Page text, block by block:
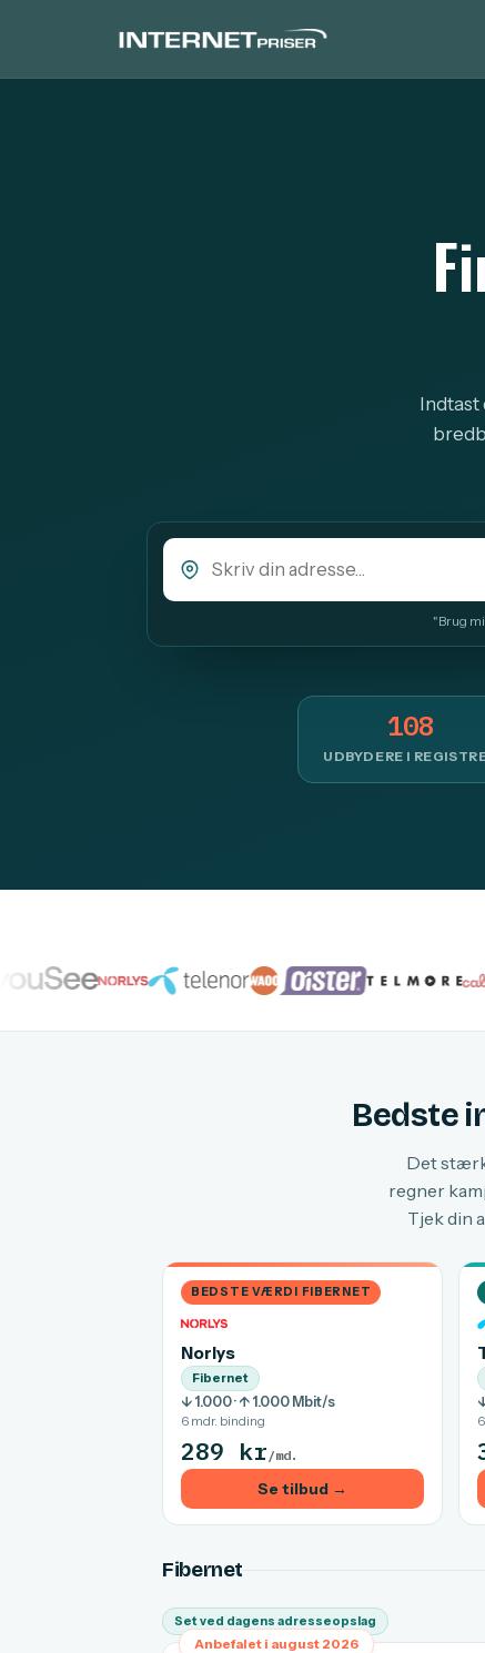
Indtast
"Brug
108
UDBYDERE I
Bedste
Det
regner
Tjek din
BEDSTE VÆRDI FIBERNET
Norlys
Fibernet
↓ 1.000 · ↑ 1.000 Mbit/s
6 mdr. binding
289 kr /md.
Se tilbud →
Fibernet
Set ved dagens adresseopslag
Anbefalet i august 2026